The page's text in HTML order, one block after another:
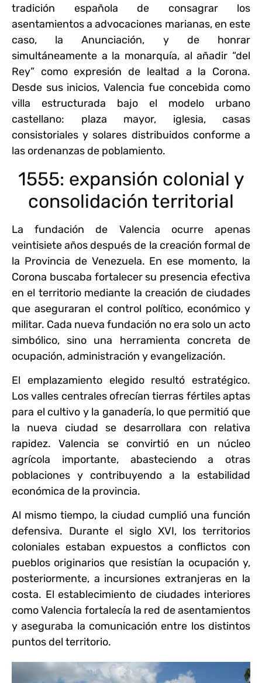
tradición española de consagrar los
asentamientos a advocaciones marianas, en este
caso, la Anunciación, y de honrar
simultáneamente a la monarquía, al añadir “del
Rey” como expresión de lealtad a la Corona.
Desde sus inicios, Valencia fue concebida como
villa estructurada bajo el modelo urbano
castellano: plaza mayor, iglesia, casas
consistoriales y solares distribuidos conforme a
las ordenanzas de poblamiento.
1555: expansión colonial y
consolidación territorial
La fundación de Valencia ocurre apenas
veintisiete años después de la creación formal de
la Provincia de Venezuela. En ese momento, la
Corona buscaba fortalecer su presencia efectiva
en el territorio mediante la creación de ciudades
que aseguraran el control político, económico y
militar. Cada nueva fundación no era solo un acto
simbólico, sino una herramienta concreta de
ocupación, administración y evangelización.
El emplazamiento elegido resultó estratégico.
Los valles centrales ofrecían tierras fértiles aptas
para el cultivo y la ganadería, lo que permitió que
la nueva ciudad se desarrollara con relativa
rapidez. Valencia se convirtió en un núcleo
agrícola importante, abasteciendo a otras
poblaciones y contribuyendo a la estabilidad
económica de la provincia.
Al mismo tiempo, la ciudad cumplió una función
defensiva. Durante el siglo XVI, los territorios
coloniales estaban expuestos a conflictos con
pueblos originarios que resistían la ocupación y,
posteriormente, a incursiones extranjeras en la
costa. El establecimiento de ciudades interiores
como Valencia fortalecía la red de asentamientos
y aseguraba la comunicación entre los distintos
puntos del territorio.